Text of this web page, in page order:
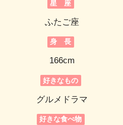
星 座
ふたご座
身 長
166cm
好きなもの
グルメドラマ
好きな食べ物